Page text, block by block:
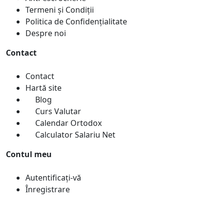
Termeni și Condiții
Politica de Confidențialitate
Despre noi
Contact
Contact
Hartă site
Blog
Curs Valutar
Calendar Ortodox
Calculator Salariu Net
Contul meu
Autentificați-vă
Înregistrare